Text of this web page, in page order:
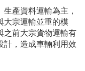
產資料運輸為主，
大宗運輸並重的模
之前大宗貨物運輸有
計，造成車輛利用效